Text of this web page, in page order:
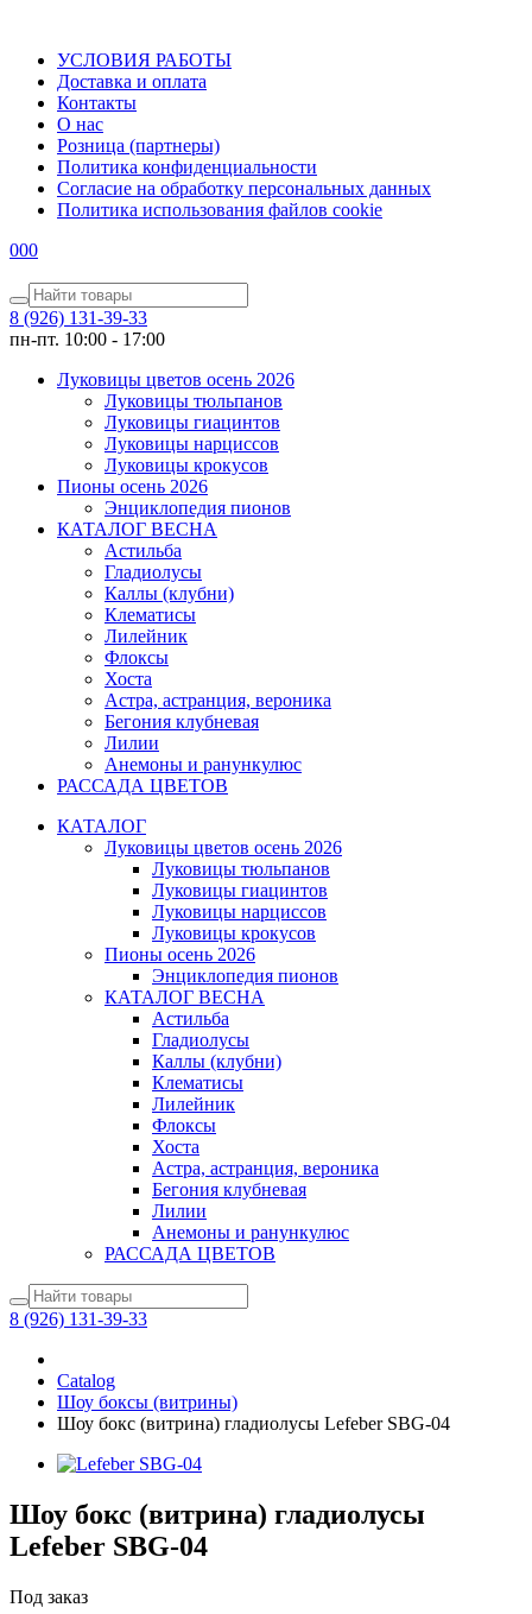
УСЛОВИЯ РАБОТЫ
Доставка и оплата
Контакты
О наc
Розница (партнеры)
Политика конфиденциальности
Согласие на обработку персональных данных
Политика использования файлов сookie
000
8 (926) 131-39-33
пн-пт. 10:00 - 17:00
Луковицы цветов осень 2026
Луковицы тюльпанов
Луковицы гиацинтов
Луковицы нарциссов
Луковицы крокусов
Пионы осень 2026
Энциклопедия пионов
КАТАЛОГ ВЕСНА
Астильба
Гладиолусы
Каллы (клубни)
Клематисы
Лилейник
Флоксы
Хоста
Астра, астранция, вероника
Бегония клубневая
Лилии
Анемоны и ранункулюс
РАССАДА ЦВЕТОВ
КАТАЛОГ
Луковицы цветов осень 2026
Луковицы тюльпанов
Луковицы гиацинтов
Луковицы нарциссов
Луковицы крокусов
Пионы осень 2026
Энциклопедия пионов
КАТАЛОГ ВЕСНА
Астильба
Гладиолусы
Каллы (клубни)
Клематисы
Лилейник
Флоксы
Хоста
Астра, астранция, вероника
Бегония клубневая
Лилии
Анемоны и ранункулюс
РАССАДА ЦВЕТОВ
8 (926) 131-39-33
Catalog
Шоу боксы (витрины)
Шоу бокс (витрина) гладиолусы Lefeber SBG-04
Шоу бокс (витрина) гладиолусы
Lefeber SBG-04
Под заказ